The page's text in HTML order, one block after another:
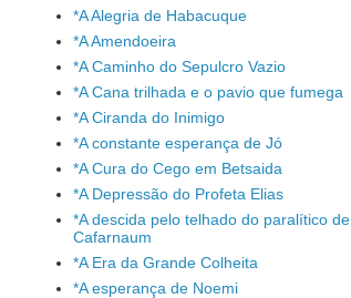
*A Alegria de Habacuque
*A Amendoeira
*A Caminho do Sepulcro Vazio
*A Cana trilhada e o pavio que fumega
*A Ciranda do Inimigo
*A constante esperança de Jó
*A Cura do Cego em Betsaida
*A Depressão do Profeta Elias
*A descida pelo telhado do paralítico de
Cafarnaum
*A Era da Grande Colheita
*A esperança de Noemi